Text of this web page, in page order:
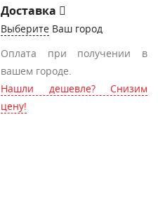
Доставка
Выберите Ваш город
Оплата при получении в
вашем городе.
Нашли дешевле? Снизим
цену!